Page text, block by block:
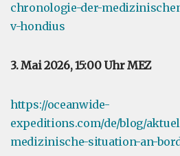
chronologie-der-
v-hondius
3. Mai 2026, 15:00 Uhr MEZ
https://oceanwide-
expeditions.com/de/blog/
medizinische-situation-an-